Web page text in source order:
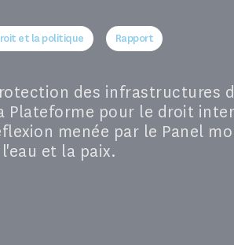
et la politique Rapport
des infrastructures
Plateforme pour le droit
menée par le Panel
et la paix.